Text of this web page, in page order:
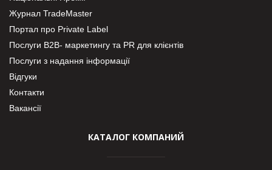
Журнал TradeMaster
Портал про Private Label
Послуги В2В- маркетингу та PR для клієнтів
Послуги з надання інформації
Відгуки
Контакти
Вакансії
КАТАЛОГ КОМПАНИЙ